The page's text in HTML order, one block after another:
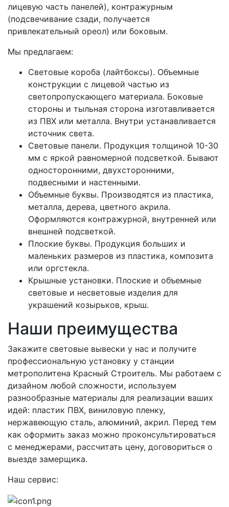
лицевую часть панелей), контражурным
(подсвечивание сзади, получается
привлекательный ореол) или боковым.
Мы предлагаем:
Световые короба (лайтбоксы). Объемные
конструкции с лицевой частью из
светопропускающего материала. Боковые
стороны и тыльная сторона изготавливается
из ПВХ или металла. Внутри устанавливается
источник света.
Световые панели. Продукция толщиной 10-30
мм с яркой равномерной подсветкой. Бывают
односторонними, двухсторонними,
подвесными и настенными.
Объемные буквы. Производятся из пластика,
металла, дерева, цветного акрила.
Оформляются контражурной, внутренней или
внешней подсветкой.
Плоские буквы. Продукция больших и
маленьких размеров из пластика, композита
или оргстекла.
Крышные установки. Плоские и объемные
световые и несветовые изделия для
украшений козырьков, крыш.
Наши преимущества
Закажите световые вывески у нас и получите
профессиональную установку у станции
метрополитена Красный Строитель. Мы работаем с
дизайном любой сложности, используем
разнообразные материалы для реализации ваших
идей: пластик ПВХ, виниловую пленку,
нержавеющую сталь, алюминий, акрил. Перед тем
как оформить заказ можно проконсультироваться
с менеджерами, рассчитать цену, договориться о
выезде замерщика.
Наш сервис: